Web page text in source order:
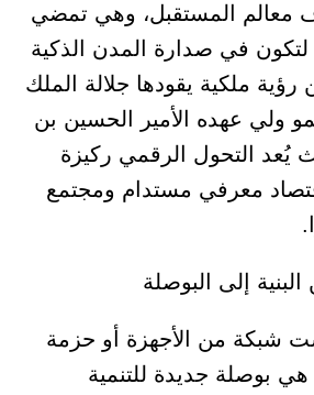
معالم المستقبل، وهي تمضي
في صدارة المدن الذكية
ملكية يقودها جلالة الملك
ولي عهده الأمير الحسين بن
يُعد التحول الرقمي ركيزة
معرفي مستدام ومجتمع
البنية إلى البوصلة
شبكة من الأجهزة أو حزمة
بوصلة جديدة للتنمية